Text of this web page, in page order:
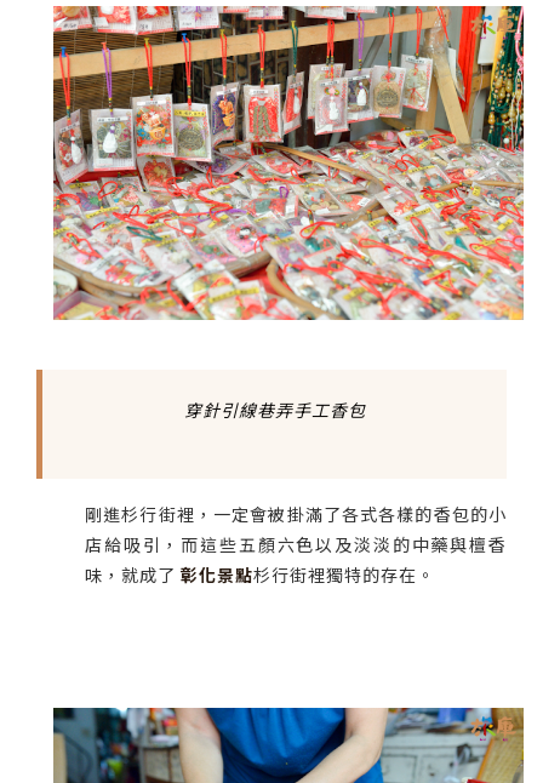
穿針引線巷弄手工香包
剛進杉行街裡，一定會被掛滿了各式各樣的香包的小
店給吸引，而這些五顏六色以及淡淡的中藥與檀香
味，就成了 彰化景點杉行街裡獨特的存在。